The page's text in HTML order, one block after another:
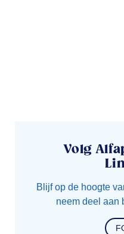
Volg
Blijf op de hoogte
neem deel aan